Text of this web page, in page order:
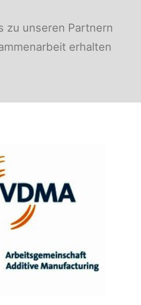
zu unseren Partnern
erhalten